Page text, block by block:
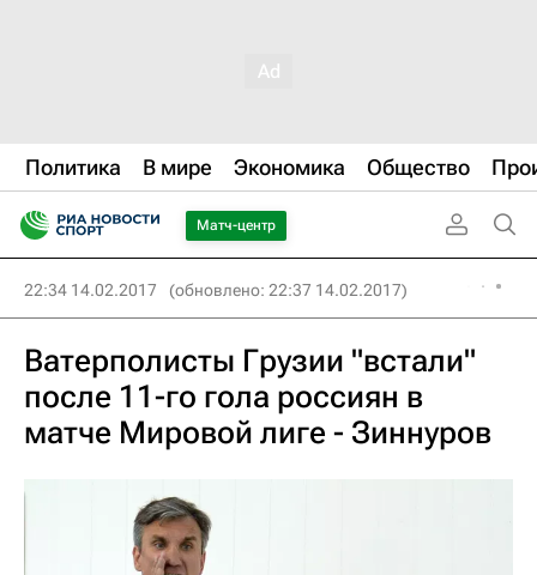
Политика В мире Экономика Общество
Матч-центр
22:34 14.02.2017 (обновлено: 22:37 14.02.2017)
Ватерполисты Грузии "встали"
после 11-го гола россиян в
матче Мировой лиге - Зиннуров